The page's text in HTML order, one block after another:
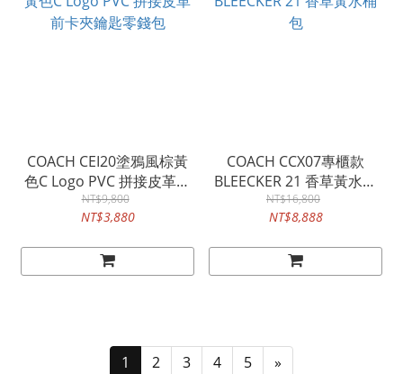
COACH CEI20塗鴉風棕黃
色C Logo PVC 拼接皮革前
卡夾鑰匙零錢包
NT$9,800
NT$3,880
COACH CCX07專櫃款
BLEECKER 21 香草黃水桶
包
NT$16,800
NT$8,888
1 2 3 4 5 »